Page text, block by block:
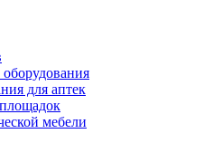
для аптек
мебели